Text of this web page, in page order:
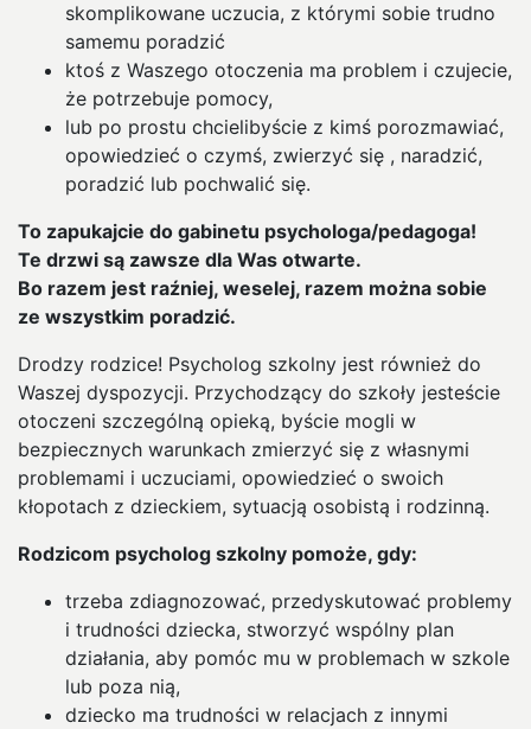
skomplikowane uczucia, z którymi sobie trudno
samemu poradzić
ktoś z Waszego otoczenia ma problem i czujecie,
że potrzebuje pomocy,
lub po prostu chcielibyście z kimś porozmawiać,
opowiedzieć o czymś, zwierzyć się , naradzić,
poradzić lub pochwalić się.
To zapukajcie do gabinetu psychologa/pedagoga!
Te drzwi są zawsze dla Was otwarte.
Bo razem jest raźniej, weselej, razem można sobie
ze wszystkim poradzić.
Drodzy rodzice! Psycholog szkolny jest również do
Waszej dyspozycji. Przychodzący do szkoły jesteście
otoczeni szczególną opieką, byście mogli w
bezpiecznych warunkach zmierzyć się z własnymi
problemami i uczuciami, opowiedzieć o swoich
kłopotach z dzieckiem, sytuacją osobistą i rodzinną.
Rodzicom psycholog szkolny pomoże, gdy:
trzeba zdiagnozować, przedyskutować problemy
i trudności dziecka, stworzyć wspólny plan
działania, aby pomóc mu w problemach w szkole
lub poza nią,
dziecko ma trudności w relacjach z innymi